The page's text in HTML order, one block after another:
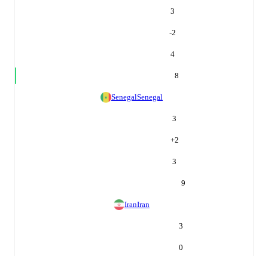
3
-2
4
8
SenegalSenegal
3
+2
3
9
IranIran
3
0